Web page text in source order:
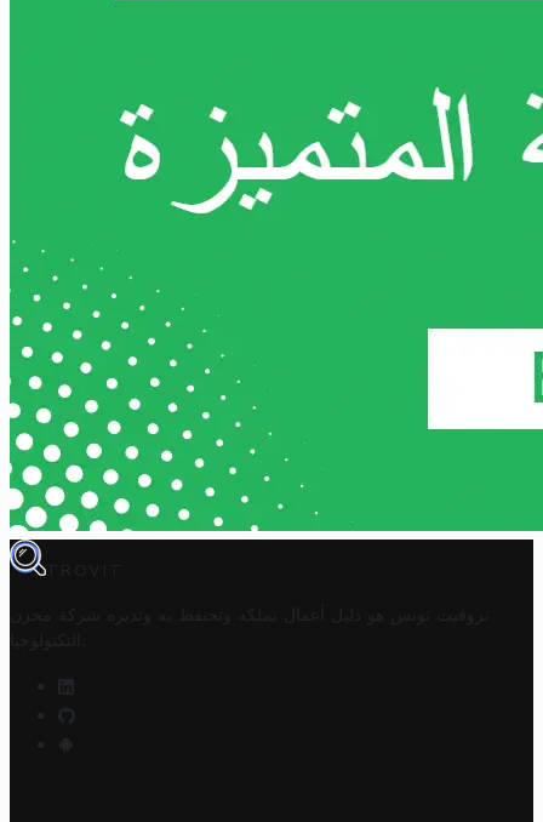
TROVIT
تروفيت تونس هو دليل أعمال تملكه وتحتفظ به وتديره
شركة مخزن
التكنولوجيا